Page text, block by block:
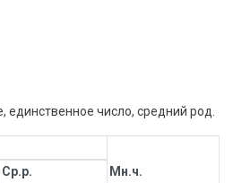
число, средний род.
Мн.ч.
Ср.р.